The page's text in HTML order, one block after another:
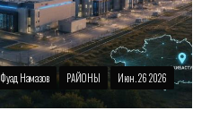
Фуад Намазов РАЙОНЫ Июн. 26 2026